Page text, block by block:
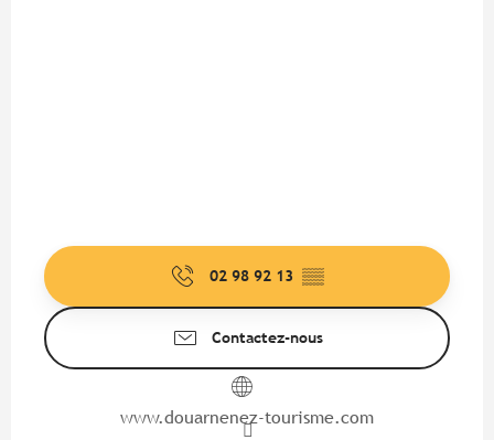
02 98 92 13 ▒▒
Contactez-nous
www.douarnenez-tourisme.com